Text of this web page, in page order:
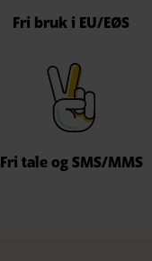
Fri bruk i EU/EØS
Fri tale og SMS/MMS